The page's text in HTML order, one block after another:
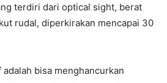
terdiri dari optical sight, berat
rudal, diperkirakan mencapai 30
bisa menghancurkan